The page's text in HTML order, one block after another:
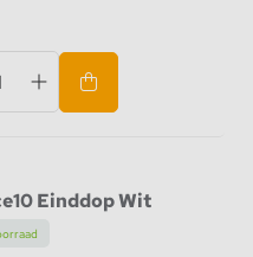
Einddop Wit